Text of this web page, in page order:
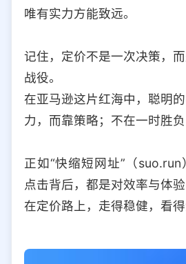
唯有实力方能致远。
记住，定价不是一次决策，
战役。
在亚马逊这片红海中，聪明
力，而靠策略；不在一时胜负
正如“快缩短网址”（
点击背后，都是对效率与体
在定价路上，走得稳健，看得